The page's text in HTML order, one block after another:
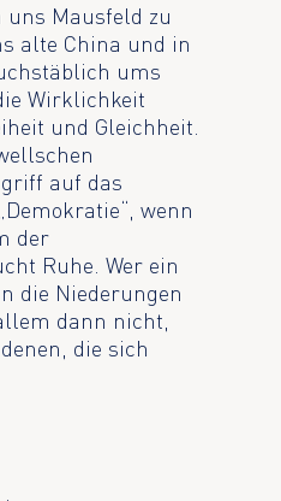
uns Mausfeld zu
alte China und in
ums
Wirklichkeit
und Gleichheit.
auf das
wenn
der
Ruhe. Wer ein
die Niederungen
dann nicht,
die sich